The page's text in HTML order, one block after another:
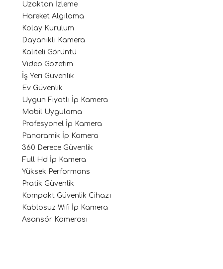
Uzaktan İzleme
Hareket Algılama
Kolay Kurulum
Dayanıklı Kamera
Kaliteli Görüntü
Video Gözetim
İş Yeri Güvenlik
Ev Güvenlik
Uygun Fiyatlı İp Kamera
Mobil Uygulama
Profesyonel İp Kamera
Panoramik İp Kamera
360 Derece Güvenlik
Full Hd İp Kamera
Yüksek Performans
Pratik Güvenlik
Kompakt Güvenlik Cihazı
Kablosuz Wifi İp Kamera
Asansör Kamerası